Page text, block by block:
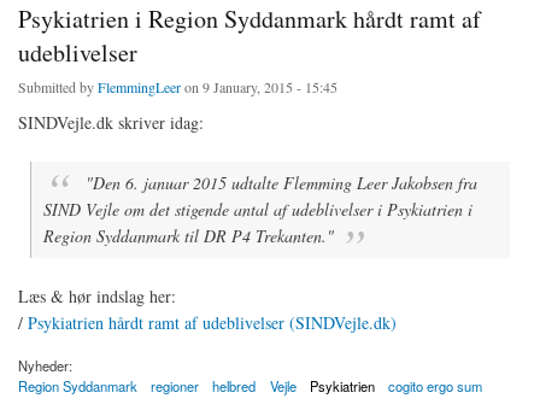
Psykiatrien i Region Syddanmark hårdt ramt af
udeblivelser
Submitted byFlemmingLeeron 9 January, 2015 - 15:45
SINDVejle.dk skriver idag:
"Den 6. januar 2015 udtalte Flemming Leer Jakobsen fra
SIND Vejle om det stigende antal af udeblivelser i Psykiatrien i
Region Syddanmark til DR P4 Trekanten."
Læs & hør indslag her:
/ Psykiatrien hårdt ramt af udeblivelser (SINDVejle.dk)
Nyheder:
Region Syddanmark
regioner helbred Vejle Psykiatrien cogito ergo sum